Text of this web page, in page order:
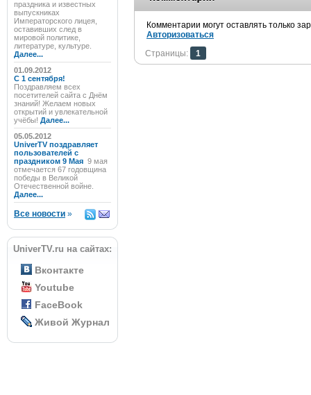
праздника и известных
выпускниках
Императорского лицея,
оставивших след в
мировой политике,
литературе, культуре.
Далее...
01.09.2012
C 1 сентября!
Поздравляем всех
посетителей сайта с Днём
знаний! Желаем новых
открытий и увлекательной
учёбы! Далее...
05.05.2012
UniverTV поздравляет
пользователей с
праздником 9 Мая 9 мая
отмечается 67 годовщина
победы в Великой
Отечественной войне.
Далее...
Все новости »
UniverTV.ru на сайтах:
Вконтакте
Youtube
FaceBook
Живой Журнал
Комментарии могут оставлять только
Авторизоваться
Страницы:
1